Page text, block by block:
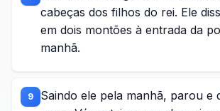
cabeças dos filhos do rei. Ele
em dois montões à entrada da
manhã.
9
Saindo ele pela manhã, parou e